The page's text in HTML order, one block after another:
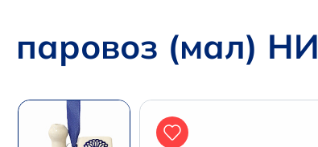
паровоз (мал) НИ